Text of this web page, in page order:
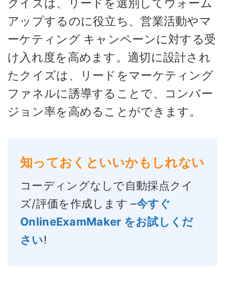
クイズは、リードを選別してウォーム
アップするのに役立ち、営業活動やマ
ーケティング キャンペーンに対する受
け入れ度を高めます。適切に設計され
たクイズは、リードをマーケティング
ファネルに誘導することで、コンバー
ジョン率を高めることができます。
知っておくといいかもしれない
コーディングなしで自動採点クイ
ズ/評価を作成します –今すぐ
OnlineExamMaker をお試しくだ
さい!